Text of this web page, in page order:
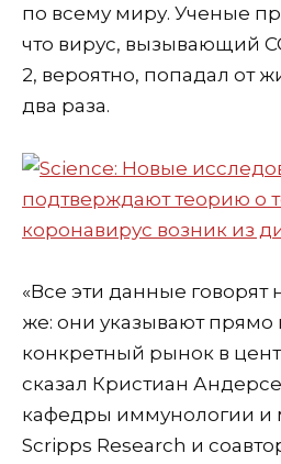
по всему миру. Ученые
что вирус, вызывающий
2, вероятно, попадал от
два раза.
«Все эти данные
же: они указывают прямо
конкретный рынок в
сказал Кристиан
кафедры иммунологии и
Scripps Research и